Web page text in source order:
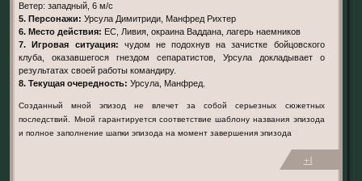
Ветер: западный, 6 м/с
5. Персонажи: Урсула Димитриди, Манфред Рихтер
6. Место действия: ЕС, Ливия, окраина Ваддана, лагерь наемников
7. Игровая ситуация: чудом не подохнув на зачистке бойцовского
клуба, оказавшегося гнездом сепаратистов, Урсула докладывает о
результатах своей работы командиру.
8. Текущая очередность: Урсула, Манфред.
Созданный мной эпизод не влечет за собой серьезных сюжетных
последствий. Мной гарантируется соответствие шаблону названия эпизода
и полное заполнение шапки эпизода на момент завершения эпизода
+1